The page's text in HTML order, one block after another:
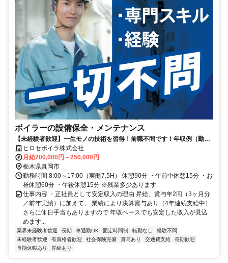
ボイラーの設備保全・メンテナンス
【未経験者歓迎】一生モノの技術を習得！前職不問です！年収例（勤続
2年27歳）526万円
ヒロセボイラ株式会社
月給200,000円～250,000円
栃木県真岡市
勤務時間 8:00～17:00（実働7.5H） 休憩90分 ・午前中休憩15分 ・お
昼休憩60分 ・午後休憩15分 ※残業多少あります
仕事内容 ・正社員として安定収入の理由 昇給、賞与年2回（3ヶ月分
／前年実績）に加えて、 業績により決算賞与あり（4年連続支給中）
さらに休日手当もありますので 年収ベースでも安定した収入が見込
めます...
業界未経験者歓迎 長期 車通勤OK 固定時間制 転勤なし
経験不問
未経験者歓迎
有資格者歓迎 社会保険完備 賞与あり 交通費支給
長期歓迎
長期休暇あり
昇給あり